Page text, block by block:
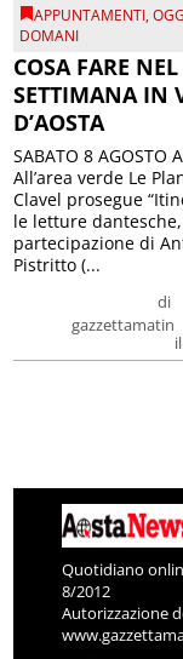
APPUNTAMENTI,
DOMANI
COSA FARE
SETTIMANA IN
D’AOSTA
di
gazzettamatin
SABATO 8 AGOSTO
All’area verde Le
Clavel prosegue
le letture
partecipazione di
Pistritto (...
Quotidiano
8/2012
Autorizzazione